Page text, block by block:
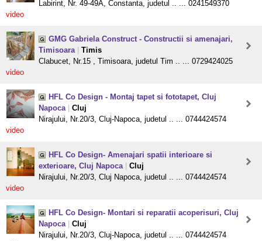
Labirint, Nr. 49-49A, Constanta, judetul .. ... 0241549370
video
GMG Gabriela Construct - Constructii si amenajari,
Timisoara
Timis
Clabucet, Nr.15 , Timisoara, judetul Tim .. ... 0729424025
video
HFL Co Design - Montaj tapet si fototapet, Cluj
Napoca
Cluj
Nirajului, Nr.20/3, Cluj-Napoca, judetul .. ... 0744424574
video
HFL Co Design- Amenajari spatii interioare si
exterioare, Cluj Napoca
Cluj
Nirajului, Nr.20/3, Cluj Napoca, judetul .. ... 0744424574
video
HFL Co Design- Montari si reparatii acoperisuri, Cluj
Napoca
Cluj
Nirajului, Nr.20/3, Cluj-Napoca, judetul .. ... 0744424574